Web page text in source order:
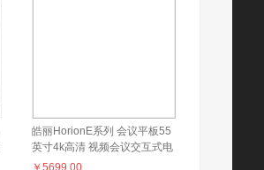
皓丽HorionE系列 会议平板55
英寸4k高清 视频会议交互式电
子白板触控一体机E55（智能
￥ 5699.00